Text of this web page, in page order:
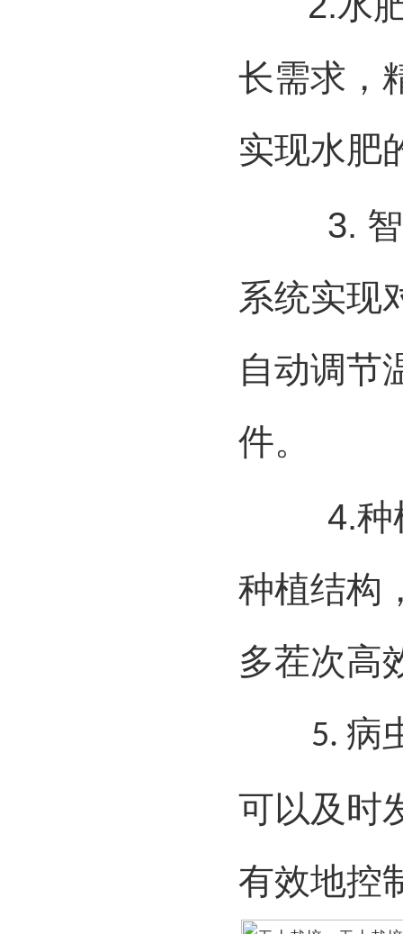
水
长需求，
实现水肥
3.
系统实现
自动调节
件。
4.种
种植结构
多茬次高
5. 病
可以及时
有效地控